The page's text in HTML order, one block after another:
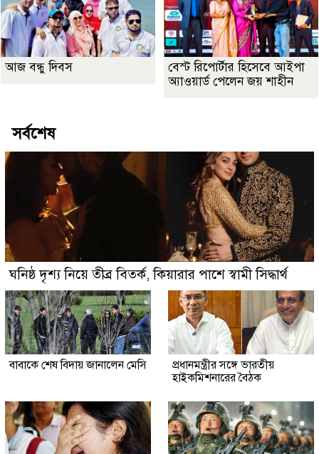
আজ বন্ধু দিবস
বেস্ট রিপোর্টার হিসেবে আইপা
অ্যাওয়ার্ড পেলেন জয় শাহীন
সর্বশেষ
ঘনিষ্ঠ দৃশ্য নিয়ে তীব্র বিতর্ক, কিয়ারার পাশে স্বামী সিদ্ধার্থ
বাবাকে শেষ বিদায় জানালেন মেসি
প্রধানমন্ত্রীর সঙ্গে ভারতীয়
হাইকমিশনারের বৈঠক